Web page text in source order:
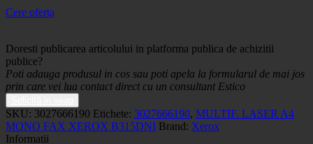
Cere oferta
Doresti publicarea articolului in platforma publica de achizitii
publice?
Poti adauga produsul in cos sau poti apela la formularul de mai jos
prin care vei lua contact direct cu un consultant Estico
SKU: 3027666190 Etichete: 3027666190, MULTIF. LASER A4
MONO FAX XEROX B315DNI Brand: Xerox
Informatii